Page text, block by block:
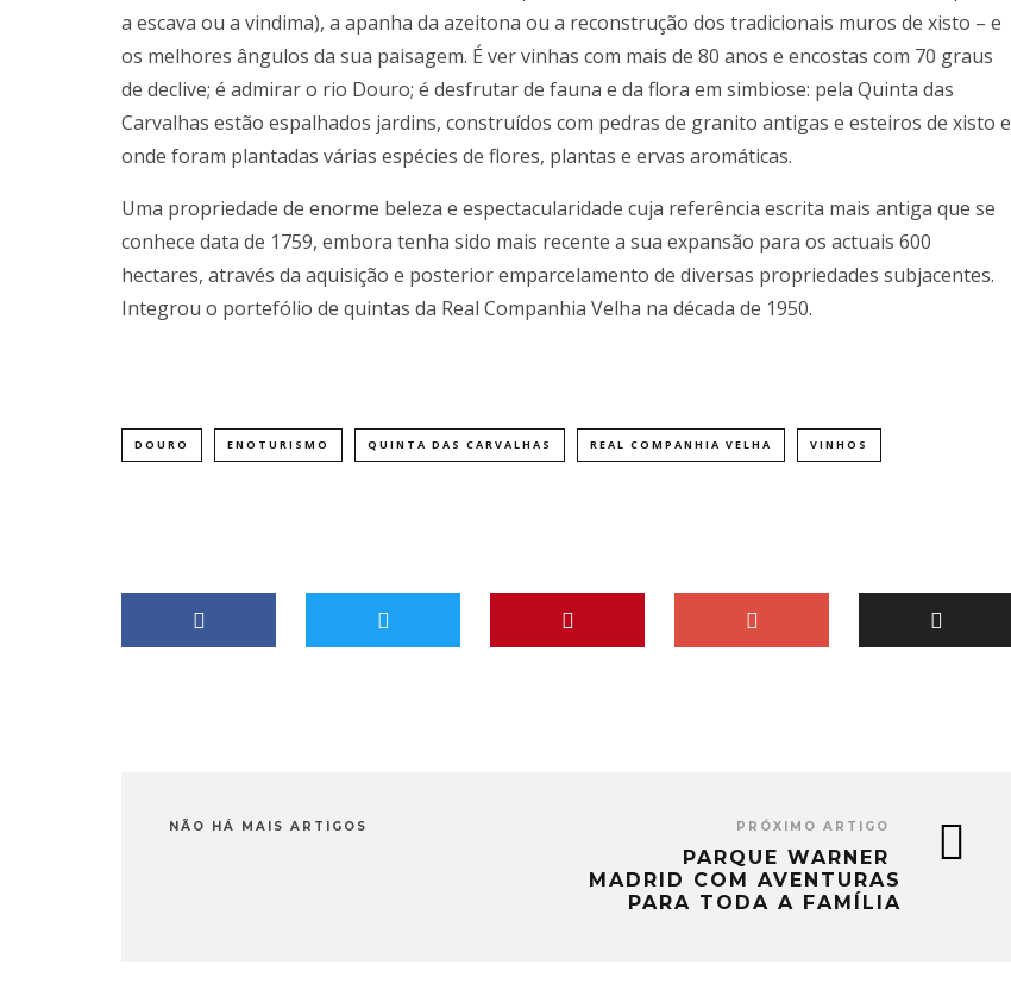
a escava ou a vindima), a apanha da azeitona ou a reconstrução dos tradicionais muros de xisto – e
os melhores ângulos da sua paisagem. É ver vinhas com mais de 80 anos e encostas com 70 graus
de declive; é admirar o rio Douro; é desfrutar de fauna e da flora em simbiose: pela Quinta das
Carvalhas estão espalhados jardins, construídos com pedras de granito antigas e esteiros de xisto e
onde foram plantadas várias espécies de flores, plantas e ervas aromáticas.
Uma propriedade de enorme beleza e espectacularidade cuja referência escrita mais antiga que se
conhece data de 1759, embora tenha sido mais recente a sua expansão para os actuais 600
hectares, através da aquisição e posterior emparcelamento de diversas propriedades subjacentes.
Integrou o portefólio de quintas da Real Companhia Velha na década de 1950.
DOURO ENOTURISMO QUINTA DAS CARVALHAS REAL COMPANHIA VELHA VINHOS
NÃO HÁ MAIS ARTIGOS PRÓXIMO ARTIGO
PARQUE WARNER
MADRID COM AVENTURAS
PARA TODA A FAMÍLIA